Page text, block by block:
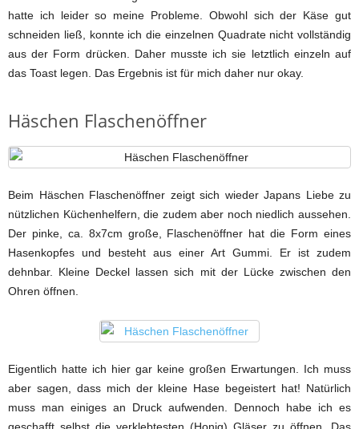
hatte ich leider so meine Probleme. Obwohl sich der Käse gut
schneiden ließ, konnte ich die einzelnen Quadrate nicht vollständig
aus der Form drücken. Daher musste ich sie letztlich einzeln auf
das Toast legen. Das Ergebnis ist für mich daher nur okay.
Häschen Flaschenöffner
Beim Häschen Flaschenöffner zeigt sich wieder Japans Liebe zu
nützlichen Küchenhelfern, die zudem aber noch niedlich aussehen.
Der pinke, ca. 8x7cm große, Flaschenöffner hat die Form eines
Hasenkopfes und besteht aus einer Art Gummi. Er ist zudem
dehnbar. Kleine Deckel lassen sich mit der Lücke zwischen den
Ohren öffnen.
Eigentlich hatte ich hier gar keine großen Erwartungen. Ich muss
aber sagen, dass mich der kleine Hase begeistert hat! Natürlich
muss man einiges an Druck aufwenden. Dennoch habe ich es
geschafft selbst die verklebtesten (Honig) Gläser zu öffnen. Das